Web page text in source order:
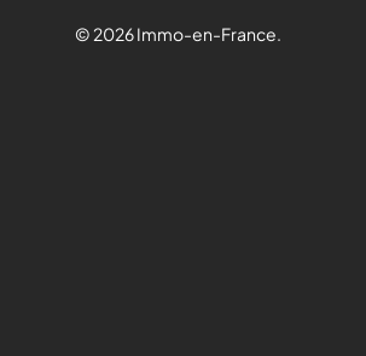
© 2026 Immo-en-France.